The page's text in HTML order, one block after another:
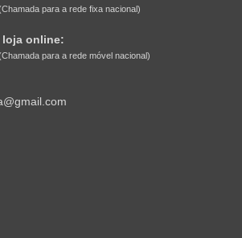
para a rede fixa nacional)
online:
para a rede móvel nacional)